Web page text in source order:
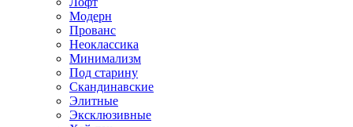
Модерн
Прованс
Неоклассика
Минимализм
Под старину
Скандинавские
Элитные
Эксклюзивные